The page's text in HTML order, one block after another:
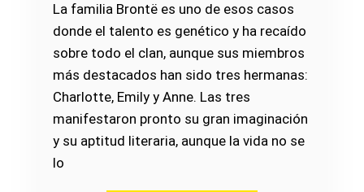
La familia Brontë es uno de esos casos
donde el talento es genético y ha recaído
sobre todo el clan, aunque sus miembros
más destacados han sido tres hermanas:
Charlotte, Emily y Anne. Las tres
manifestaron pronto su gran imaginación
y su aptitud literaria, aunque la vida no se
lo